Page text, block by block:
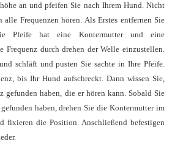
an und pfeifen Sie nach Ihrem Hund. Nicht
Frequenzen hören. Als Erstes entfernen Sie
Pfeife hat eine Kontermutter und eine
Frequenz durch drehen der Welle einzustellen.
schläft und pusten Sie sachte in Ihre Pfeife.
bis Ihr Hund aufschreckt. Dann wissen Sie,
gefunden haben, die er hören kann. Sobald Sie
haben, drehen Sie die Kontermutter im
fixieren die Position. Anschließend befestigen